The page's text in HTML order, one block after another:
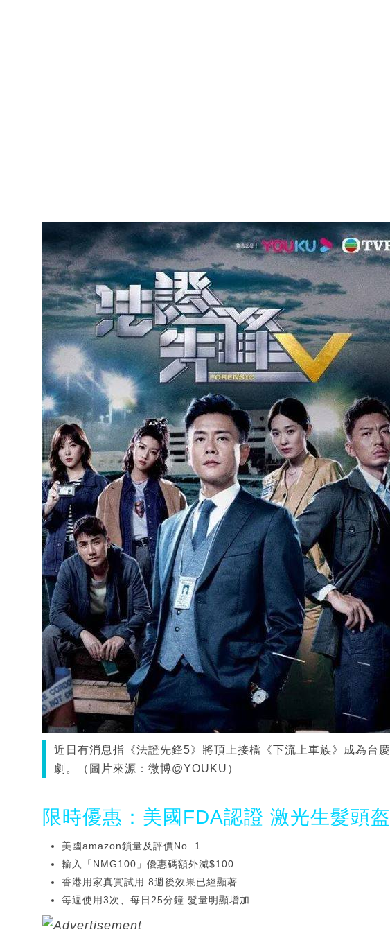
近日有消息指《法證先鋒5》將頂上接檔《下流上車族》成為台慶
劇。（圖片來源：微博@YOUKU）
限時優惠：美國FDA認證 激光生髮頭盔
美國amazon鎖量及評價No. 1
輸入「NMG100」優惠碼額外減$100
香港用家真實試用 8週後效果已經顯著
每週使用3次、每日25分鐘 髮量明顯增加